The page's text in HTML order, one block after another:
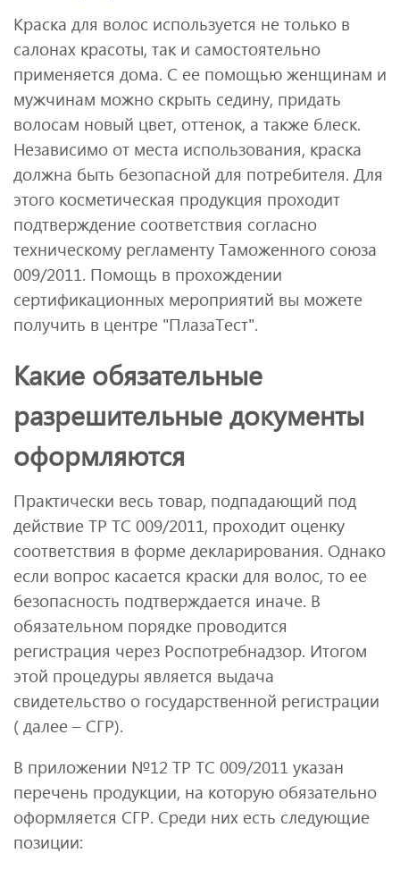
Краска для волос используется не только в
салонах красоты, так и самостоятельно
применяется дома. С ее помощью женщинам и
мужчинам можно скрыть седину, придать
волосам новый цвет, оттенок, а также блеск.
Независимо от места использования, краска
должна быть безопасной для потребителя. Для
этого косметическая продукция проходит
подтверждение соответствия согласно
техническому регламенту Таможенного союза
009/2011. Помощь в прохождении
сертификационных мероприятий вы можете
получить в центре "ПлазаТест".
Какие обязательные
разрешительные документы
оформляются
Практически весь товар, подпадающий под
действие ТР ТС 009/2011, проходит оценку
соответствия в форме декларирования. Однако
если вопрос касается краски для волос, то ее
безопасность подтверждается иначе. В
обязательном порядке проводится
регистрация через Роспотребнадзор. Итогом
этой процедуры является выдача
свидетельство о государственной регистрации
( далее – СГР).
В приложении №12 ТР ТС 009/2011 указан
перечень продукции, на которую обязательно
оформляется СГР. Среди них есть следующие
позиции: